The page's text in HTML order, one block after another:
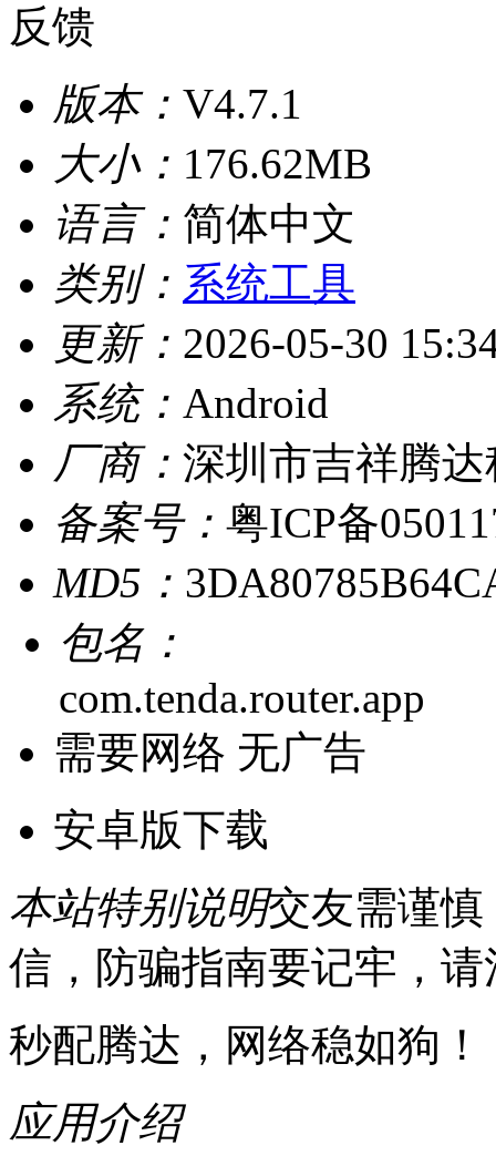
反馈
版本： V4.7.1
大小： 176.62MB
语言： 简体中文
类别： 系统工具
更新： 2026-05-30
系统： Android
厂商： 深圳市吉祥腾
备案号： 粤ICP备
MD5：
包名：
com.tenda.router.app
需要网络 无广告
安卓版下载
本站特别说明交友需谨
信，防骗指南要记牢，
秒配腾达，网络稳如狗！
应用介绍